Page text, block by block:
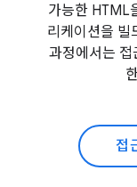
가능한 HTML
리케이션을 빌
과정에서는 접
접